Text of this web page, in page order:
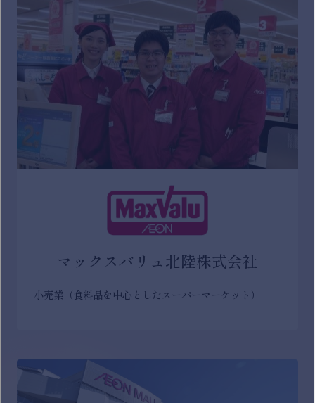
マックスバリュ北陸株式会社
小売業（食料品を中心としたスーパーマーケット）